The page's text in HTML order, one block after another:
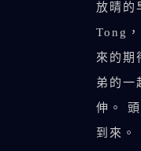
放晴的
Tong
來的
弟的一
伸。
到來。